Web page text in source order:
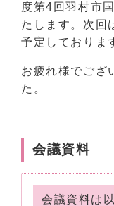
度第4回羽村市
たします。次回
予定しておりま
お疲れ様でござ
た。
会議資料
会議資料は